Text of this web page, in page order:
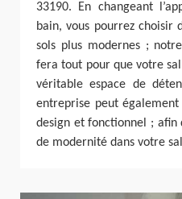
33190. En changeant
bain, vous pourrez choisir
sols plus modernes ;
fera tout pour que votre
véritable espace de
entreprise peut
design et fonctionnel ; afin
de modernité dans votre